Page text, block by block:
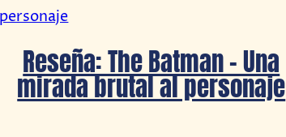
Reseña: The Batman – Una
mirada brutal al personaje